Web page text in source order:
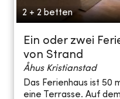
2 + 2 betten
Ein oder zwei
von Strand
Åhus Kristianstad
Das Ferienhaus ist 50
eine Terrasse. Auf